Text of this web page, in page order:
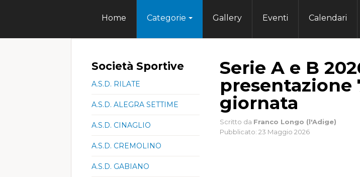
Home Categorie Gallery Eventi Calendari
Serie A e B
presentazione
giornata
Scritto da Franco Longo (l'Adige)
Pubblicato: 23 Maggio 2026
Società Sportive
A.S.D. RILATE
A.S.D. ALEGRA SETTIME
A.S.D. CINAGLIO
A.S.D. CREMOLINO
A.S.D. GABIANO